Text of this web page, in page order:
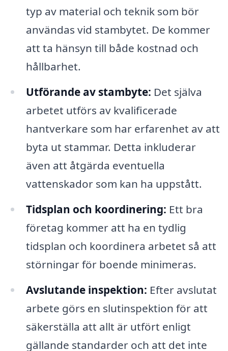
typ av material och teknik som bör
användas vid stambytet. De kommer
att ta hänsyn till både kostnad och
hållbarhet.
Utförande av stambyte: Det själva
arbetet utförs av kvalificerade
hantverkare som har erfarenhet av att
byta ut stammar. Detta inkluderar
även att åtgärda eventuella
vattenskador som kan ha uppstått.
Tidsplan och koordinering: Ett bra
företag kommer att ha en tydlig
tidsplan och koordinera arbetet så att
störningar för boende minimeras.
Avslutande inspektion: Efter avslutat
arbete görs en slutinspektion för att
säkerställa att allt är utfört enligt
gällande standarder och att det inte